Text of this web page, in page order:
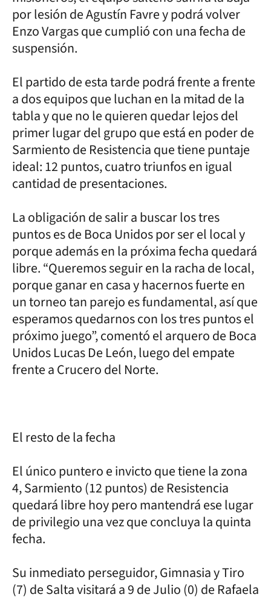
por lesión de Agustín Favre y podrá volver
Enzo Vargas que cumplió con una fecha de
suspensión.
El partido de esta tarde podrá frente a frente
a dos equipos que luchan en la mitad de la
tabla y que no le quieren quedar lejos del
primer lugar del grupo que está en poder de
Sarmiento de Resistencia que tiene puntaje
ideal: 12 puntos, cuatro triunfos en igual
cantidad de presentaciones.
La obligación de salir a buscar los tres
puntos es de Boca Unidos por ser el local y
porque además en la próxima fecha quedará
libre. “Queremos seguir en la racha de local,
porque ganar en casa y hacernos fuerte en
un torneo tan parejo es fundamental, así que
esperamos quedarnos con los tres puntos el
próximo juego”, comentó el arquero de Boca
Unidos Lucas De León, luego del empate
frente a Crucero del Norte.
El resto de la fecha
El único puntero e invicto que tiene la zona
4, Sarmiento (12 puntos) de Resistencia
quedará libre hoy pero mantendrá ese lugar
de privilegio una vez que concluya la quinta
fecha.
Su inmediato perseguidor, Gimnasia y Tiro
(7) de Salta visitará a 9 de Julio (0) de Rafaela